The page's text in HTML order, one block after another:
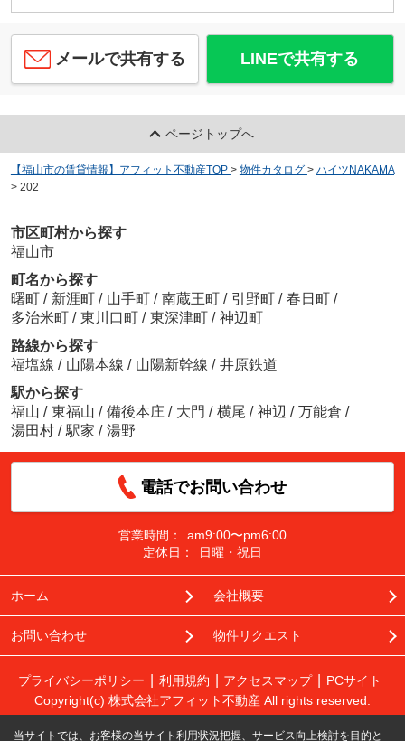
メールで共有する LINEで共有する
ページトップへ
【福山市の賃貸情報】アフィット不動産TOP > 物件カタログ > ハイツNAKAMA
> 202
市区町村から探す
福山市
町名から探す
曙町 / 新涯町 / 山手町 / 南蔵王町 / 引野町 / 春日町 /
多治米町 / 東川口町 / 東深津町 / 神辺町
路線から探す
福塩線 / 山陽本線 / 山陽新幹線 / 井原鉄道
駅から探す
福山 / 東福山 / 備後本庄 / 大門 / 横尾 / 神辺 / 万能倉 /
湯田村 / 駅家 / 湯野
電話でお問い合わせ
営業時間：
am9:00〜pm6:00
定休日：
日曜・祝日
ホーム 会社概要
お問い合わせ 物件リクエスト
プライバシーポリシー 利用規約 アクセスマップ
PCサイト
Copyright(c) 株式会社アフィット不動産 All rights reserved.
当サイトでは、お客様の当サイト利用状況把握、サービス向上検討を目的と